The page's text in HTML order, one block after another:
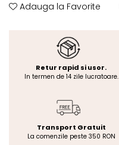
Adauga la Favorite
Retur rapid si usor.
In termen de 14 zile lucratoare.
Transport Gratuit
La comenzile peste 350 RON